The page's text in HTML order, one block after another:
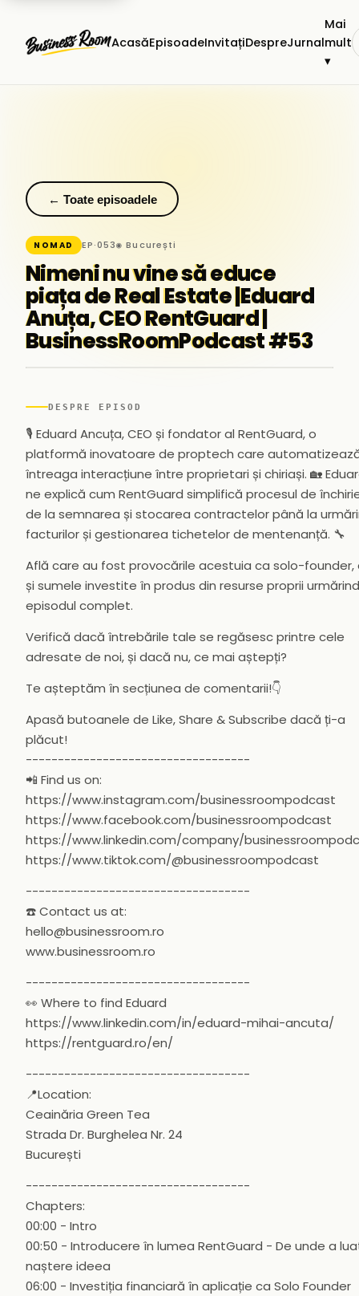
AcasăEpisoadeInvitațiDespreJurnal
Mai
mult
▾
← Toate episoadele
NOMAD EP·053◉ București
Nimeni nu vine să educe
piața de Real Estate |Eduard
Anuța, CEO RentGuard |
BusinessRoomPodcast #53
DESPRE EPISOD
🎙️ Eduard Ancuța, CEO și fondator al RentGuard, o
platformă inovatoare de proptech care
întreaga interacțiune între proprietari și chiriași. 🏡
ne explică cum RentGuard simplifică procesul de
de la semnarea și stocarea contractelor până la
facturilor și gestionarea tichetelor de mentenanță. 🔧
Află care au fost provocările acestuia ca solo-founder,
și sumele investite în produs din resurse proprii urmărind
episodul complet.
Verifică dacă întrebările tale se regăsesc printre cele
adresate de noi, și dacă nu, ce mai aștepți?
Te așteptăm în secțiunea de comentarii!👇
Apasă butoanele de Like, Share & Subscribe dacă ți-a
plăcut!
-----------------------------------
📲 Find us on:
https://www.instagram.com/businessroompodcast
https://www.facebook.com/businessroompodcast
https://www.linkedin.com/company/
https://www.tiktok.com/@businessroompodcast
-----------------------------------
☎️ Contact us at:
hello@businessroom.ro
www.businessroom.ro
-----------------------------------
👀 Where to find Eduard
https://www.linkedin.com/in/eduard-mihai-ancuta/
https://rentguard.ro/en/
-----------------------------------
📍Location:
Ceainăria Green Tea
Strada Dr. Burghelea Nr. 24
București
-----------------------------------
Chapters:
00:00 - Intro
00:50 - Introducere în lumea RentGuard - De unde a
naștere ideea
06:00 - Investiția financiară în aplicație ca Solo Founder